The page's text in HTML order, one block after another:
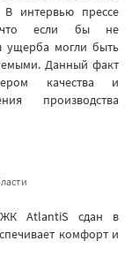
интервью прессе
что если бы не
ущерба могли быть
Данный факт
качества и
производства
ЖК AtlantiS сдан в
комфорт и